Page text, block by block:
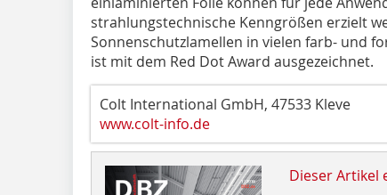
strahlungstechnische Kenngrößen erzielt
Sonnenschutzlamellen in vielen farb- und
ist mit dem Red Dot Award ausgezeichnet.
Colt International GmbH, 47533 Kleve
www.colt-info.de
Dieser Artikel